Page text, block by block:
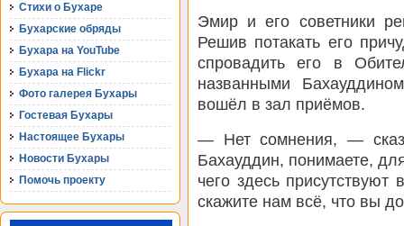
Стихи о Бухаре
Бухарские обряды
Бухара на YouTube
Бухара на Flickr
Фото галерея Бухары
Гостевая Бухары
Настоящее Бухары
Новости Бухары
Помочь проекту
Эмир и его советники
Решив потакать его
спровадить его в
названными
вошёл в зал приёмов.
— Нет сомнения, —
Бахауддин, понимаете,
чего здесь
скажите нам всё, что вы